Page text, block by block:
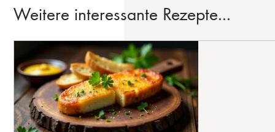
Weitere interessante Rezepte...